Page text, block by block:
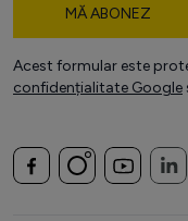
MĂ ABONEZ
Acest formular este
confidențialitate Google